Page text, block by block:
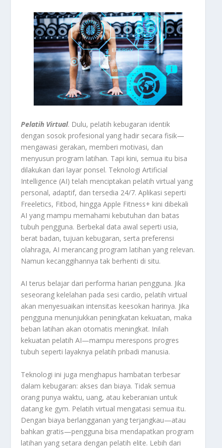
Pelatih Virtual. Dulu, pelatih kebugaran identik
dengan sosok profesional yang hadir secara fisik—
mengawasi gerakan, memberi motivasi, dan
menyusun program latihan. Tapi kini, semua itu bisa
dilakukan dari layar ponsel. Teknologi Artificial
Intelligence (AI) telah menciptakan pelatih virtual yang
personal, adaptif, dan tersedia 24/7. Aplikasi seperti
Freeletics, Fitbod, hingga Apple Fitness+ kini dibekali
AI yang mampu memahami kebutuhan dan batas
tubuh pengguna. Berbekal data awal seperti usia,
berat badan, tujuan kebugaran, serta preferensi
olahraga, AI merancang program latihan yang relevan.
Namun kecanggihannya tak berhenti di situ.
AI terus belajar dari performa harian pengguna. Jika
seseorang kelelahan pada sesi cardio, pelatih virtual
akan menyesuaikan intensitas keesokan harinya. Jika
pengguna menunjukkan peningkatan kekuatan, maka
beban latihan akan otomatis meningkat. Inilah
kekuatan pelatih AI—mampu merespons progres
tubuh seperti layaknya pelatih pribadi manusia.
Teknologi ini juga menghapus hambatan terbesar
dalam kebugaran: akses dan biaya. Tidak semua
orang punya waktu, uang, atau keberanian untuk
datang ke gym. Pelatih virtual mengatasi semua itu.
Dengan biaya berlangganan yang terjangkau—atau
bahkan gratis—pengguna bisa mendapatkan program
latihan yang setara dengan pelatih elite. Lebih dari